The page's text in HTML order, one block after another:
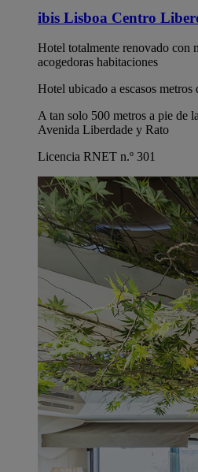
ibis Lisboa Centro
Hotel totalmente renovado con
acogedoras habitaciones
Hotel ubicado a escasos
A tan solo 500 metros a pie de
Avenida Liberdade y Rato
Licencia RNET n.º 301